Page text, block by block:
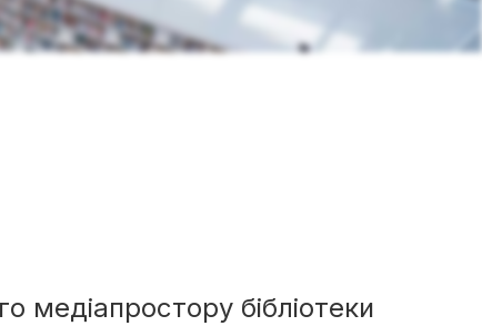
медіапростору бібліотеки